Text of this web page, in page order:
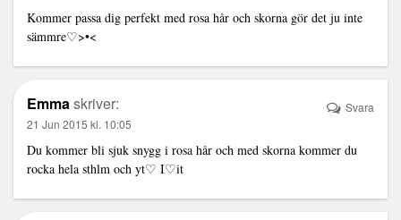
Kommer passa dig perfekt med rosa hår och skorna gör det ju inte
sämmre♡>•<
Emmaskriver:
21 Jun 2015 kl. 10:05
Du kommer bli sjuk snygg i rosa hår och med skorna kommer du
rocka hela sthlm och yt♡ I♡it
Svara